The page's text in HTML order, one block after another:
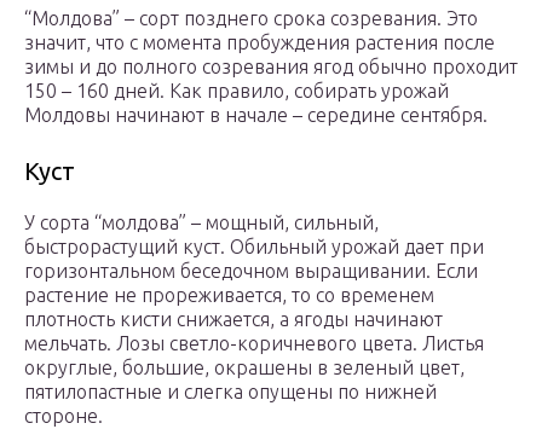
“Молдова” – сорт позднего срока созревания. Это
значит, что с момента пробуждения растения после
зимы и до полного созревания ягод обычно проходит
150 – 160 дней. Как правило, собирать урожай
Молдовы начинают в начале – середине сентября.
Куст
У сорта “молдова” – мощный, сильный,
быстрорастущий куст. Обильный урожай дает при
горизонтальном беседочном выращивании. Если
растение не прореживается, то со временем
плотность кисти снижается, а ягоды начинают
мельчать. Лозы светло-коричневого цвета. Листья
округлые, большие, окрашены в зеленый цвет,
пятилопастные и слегка опущены по нижней
стороне.